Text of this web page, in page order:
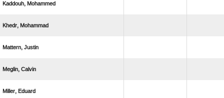
 
 
 
 
 